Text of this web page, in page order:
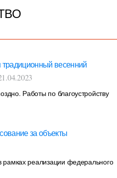
весенний
Работы по благоустройству
за объекты
рамках реализации федерального